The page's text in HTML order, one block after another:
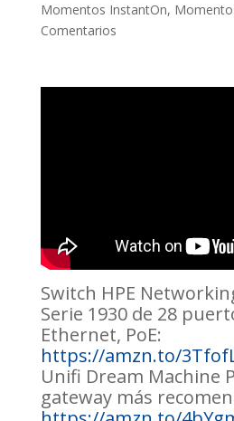
Momentos InstantOn,
Comentarios
Switch HPE
Serie 1930 de 28
Ethernet, PoE:
https://amzn.to/
Unifi Dream Machine
gateway más